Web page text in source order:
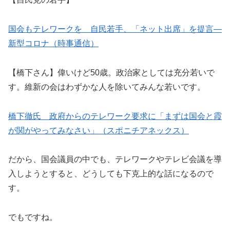
国会もテレワークを 自民若手、「ネット出席」を提言―
新型コロナ（時事通信）
【橋下さん】偉いけど50歳。政治家としては充分若いで
す。維新の会はわずかな人を除いてみんな若いです。
橋下徹氏 政府からのテレワーク要求に「まずは国会と霞
が関がやってみなさい」（スポニチアネックス）
だから、国会議員の中でも、テレワークやテレビ会議を導
入しようとすると、どうしても下克上的な話になるので
す。
でもですね。